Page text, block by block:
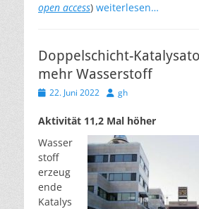
open access) weiterlesen…
Doppelschicht-
mehr Wasserstoff
Veröffentlicht
22. Juni 2022 Autor
gh
Aktivität 11,2 Mal höher
Wasser
stoff
erzeug
ende
Katalys